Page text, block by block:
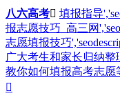
八六高考 填报指导
报志愿技巧_高三网
志愿填报技巧
广大考生和家长归纳整
教你如何填报高考志愿
